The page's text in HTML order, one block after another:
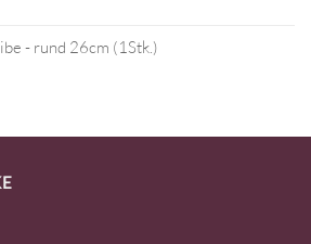
- rund 26cm (1Stk.)